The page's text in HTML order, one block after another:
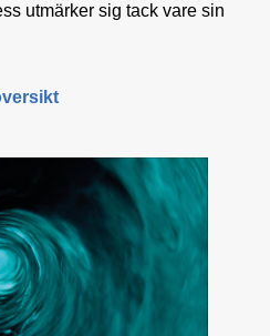
utmärker sig tack vare sin